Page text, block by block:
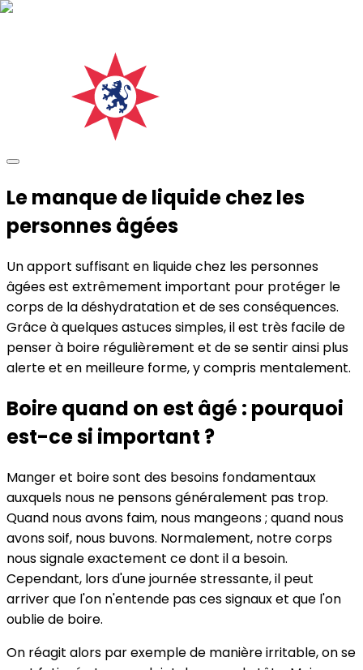
Le manque de liquide chez les
personnes âgées
Un apport suffisant en liquide chez les personnes
âgées est extrêmement important pour protéger le
corps de la déshydratation et de ses conséquences.
Grâce à quelques astuces simples, il est très facile de
penser à boire régulièrement et de se sentir ainsi plus
alerte et en meilleure forme, y compris mentalement.
Boire quand on est âgé : pourquoi
est-ce si important ?
Manger et boire sont des besoins fondamentaux
auxquels nous ne pensons généralement pas trop.
Quand nous avons faim, nous mangeons ; quand nous
avons soif, nous buvons. Normalement, notre corps
nous signale exactement ce dont il a besoin.
Cependant, lors d'une journée stressante, il peut
arriver que l'on n'entende pas ces signaux et que l'on
oublie de boire.
On réagit alors par exemple de manière irritable, on se